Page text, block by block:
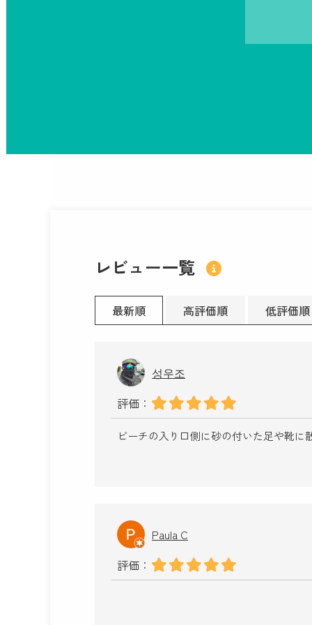
レビュー一覧
最新順 高評価順 低評価順
성우조
評価：
ビーチの入り口側に砂の付いた足や靴に
Paula C
評価：